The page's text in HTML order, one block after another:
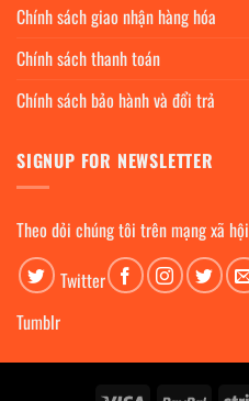
Chính sách giao nhận hàng hóa
Chính sách thanh toán
Chính sách bảo hành và đổi trả
SIGNUP FOR NEWSLETTER
Theo dỏi chúng tôi trên mạng xã hội
Twitter
Tumblr